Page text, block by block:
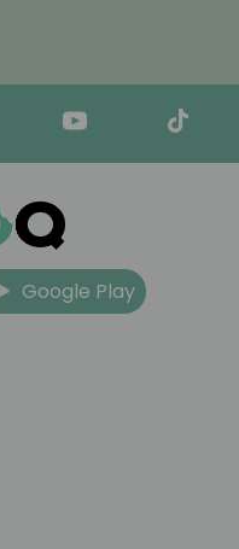
Google Play